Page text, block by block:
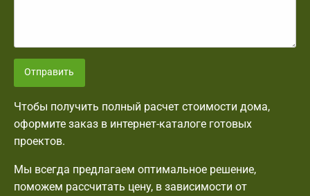
Отправить
Чтобы получить полный расчет стоимости дома,
оформите заказ в интернет-каталоге готовых
проектов.
Мы всегда предлагаем оптимальное решение,
поможем рассчитать цену, в зависимости от